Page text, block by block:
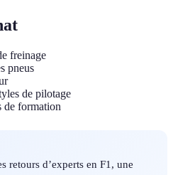
freinage
pneus
de pilotage
de formation
retours d’experts en F1, une